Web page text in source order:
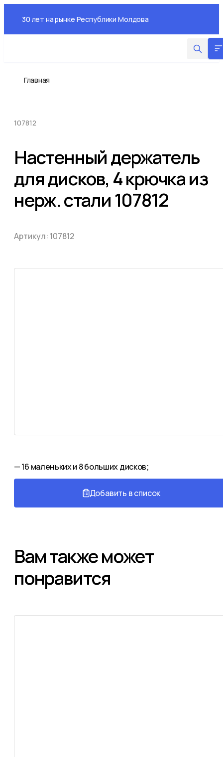
30 лет на рынке Республики Молдова
Главная
107812
Настенный держатель
для дисков, 4 крючка из
нерж. стали 107812
Артикул: 107812
— 16 маленьких и 8 больших дисков;
Добавить в список
Вам также может
понравится